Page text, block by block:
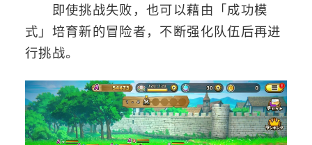
即使挑战失败，也可以藉由「成功模
式」培育新的冒险者，不断强化队伍后再进
行挑战。